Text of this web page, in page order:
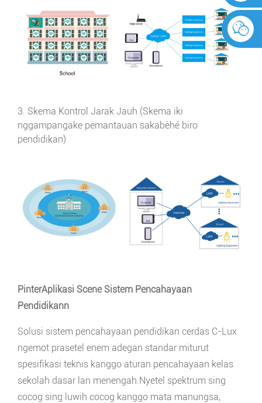
3. Skema Kontrol Jarak Jauh (Skema iki
nggampangake pemantauan sakabèhé biro
pendidikan)
PinterAplikasi Scene Sistem Pencahayaan
Pendidikann
Solusi sistem pencahayaan pendidikan cerdas C-Lux
ngemot prasetel enem adegan standar miturut
spesifikasi teknis kanggo aturan pencahayaan kelas
sekolah dasar lan menengah.Nyetel spektrum sing
cocog sing luwih cocog kanggo mata manungsa,